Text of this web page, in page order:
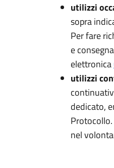
utilizzi
sopra
Per fare
e
elettronica
utilizzi
dedicato,
nel